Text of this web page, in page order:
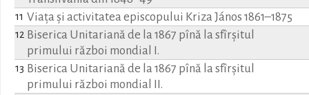
11 Viaţa şi activitatea episcopului Kriza János 1861–1875
12 Biserica Unitariană de la 1867 pînă la sfîrşitul
primului război mondial I.
13 Biserica Unitariană de la 1867 pînă la sfîrşitul
primului război mondial II.